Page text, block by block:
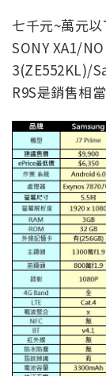
七千元~萬元
SONY XA1/
3(ZE552KL)/
R9S是銷售相